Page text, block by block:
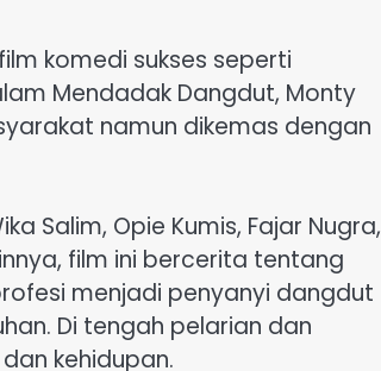
komedi sukses seperti
Mendadak Dangdut, Monty
namun dikemas dengan
Salim, Opie Kumis, Fajar Nugra,
film ini bercerita tentang
menjadi penyanyi dangdut
Di tengah pelarian dan
kehidupan.